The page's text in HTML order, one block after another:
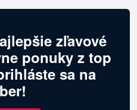
zľavové
ponuky z top
sa na